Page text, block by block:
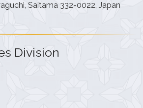
Saitama 332-0022, Japan
Division